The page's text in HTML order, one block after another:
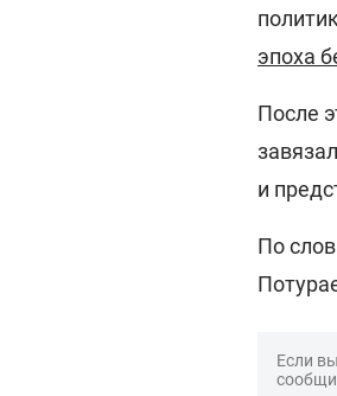
эпоха
После
и
По
Если